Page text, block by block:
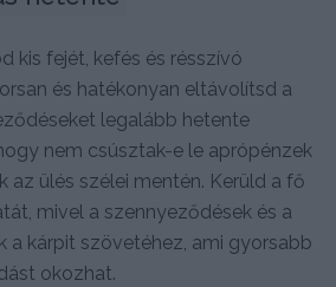
kis fejét, kefés és résszívó
és hatékonyan eltávolítsd a
legalább hetente
nem csúsztak-e le aprópénzek
az ülés szélei mentén. Kerüld a fő
mivel a szennyeződések és a
a kárpit szövetéhez, ami gyorsabb
okozhat.